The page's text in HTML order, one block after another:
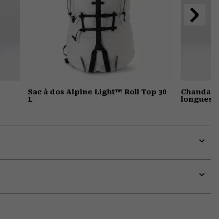
Sac à dos Alpine Light™ Roll Top 30
L
Chandail
longues
Suivant
or
or